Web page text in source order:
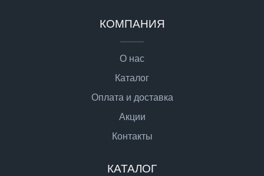
КОМПАНИЯ
О нас
Каталог
Оплата и доставка
Акции
Контакты
КАТАЛОГ